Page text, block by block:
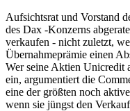
Aufsichtsrat und Vorstand
des Dax -Konzerns
verkaufen - nicht zuletzt,
Übernahmeprämie einen
Wer seine Aktien Unicredit
ein, argumentiert die
eine der größten noch
wenn sie jüngst den